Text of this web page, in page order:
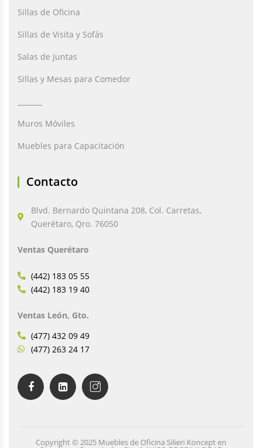
Sillas de Oficina
Sillas de Visita y Sofás
Salas de Juntas
Sillas y Mesas para Comedor
Muros Móviles
Muebles para Capacitación
Contacto
Blvd. Bernardo Quintana 208, Col. Carretas,
Querétaro, Qro. 76050
Ventas Querétaro
(442) 183 05 55
(442) 183 19 40
Ventas León, Gto.
(477) 432 09 49
(477) 263 24 17
Copyright © 2025 Muebles de Oficina Silieri Koncept en